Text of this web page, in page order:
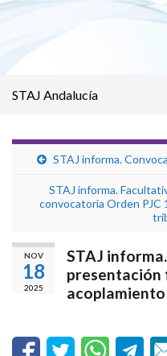
STAJ Andalucía
STAJ informa.
STAJ informa.
convocatoria Orden PJC
NOV
18
2025
STAJ